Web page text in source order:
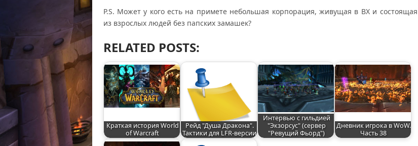
P.S. Может у кого есть на примете небольшая корпорация, живущая в ВХ и состоящая
из взрослых людей без папских замашек?
RELATED POSTS:
Краткая история World
of Warcraft
Рейд "Душа Дракона".
Тактики для LFR-версии
Интервью с гильдией
"Экзорсус" (сервер
"Ревущий Фьорд")
Дневник игрока в WoW.
Часть 38